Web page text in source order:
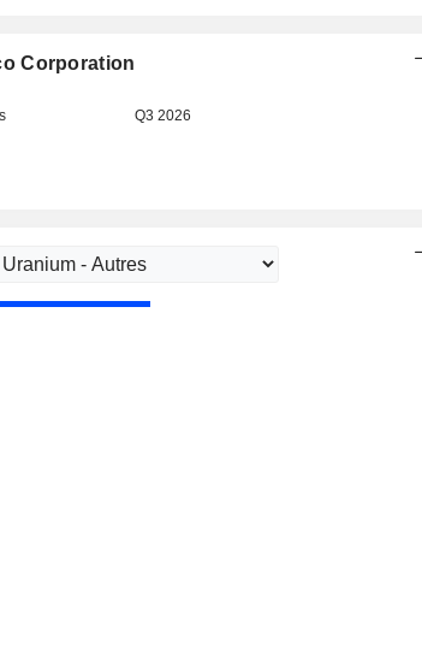
Corporation
Q3 2026